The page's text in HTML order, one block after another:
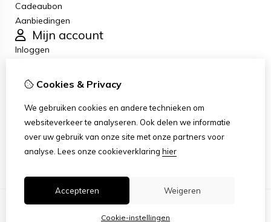
Cadeaubon
Aanbiedingen
Mijn account
Inloggen
Verlanglijst
Klantenservice
Contact
Retourneren
Sitemap
Cookies & Privacy
We gebruiken cookies en andere technieken om
websiteverkeer te analyseren. Ook delen we informatie
over uw gebruik van onze site met onze partners voor
analyse. Lees onze cookieverklaring hier
Accepteren Weigeren
Cookie-instellingen